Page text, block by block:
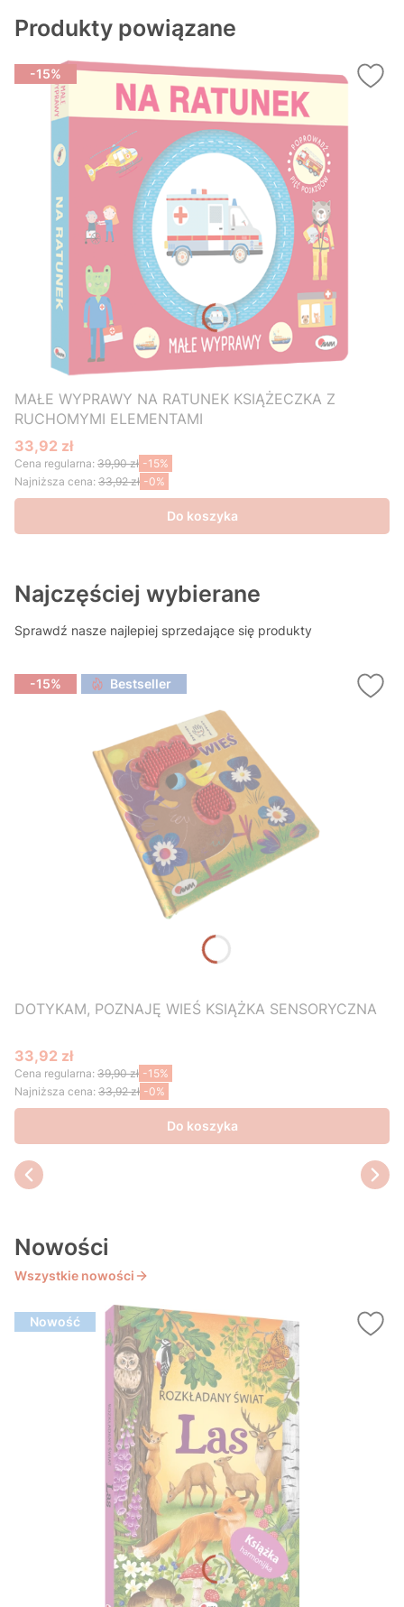
Produkty powiązane
-15%
MAŁE WYPRAWY NA RATUNEK KSIĄŻECZKA Z
RUCHOMYMI ELEMENTAMI
Cena promocyjna
33,92 zł
Cena regularna: 39,90 zł -15%
Najniższa cena: 33,92 zł -0%
Do koszyka
Najczęściej wybierane
Sprawdź nasze najlepiej sprzedające się produkty
-15% Bestseller
DOTYKAM, POZNAJĘ WIEŚ KSIĄŻKA SENSORYCZNA
Cena promocyjna
33,92 zł
Cena regularna: 39,90 zł -15%
Najniższa cena: 33,92 zł -0%
Do koszyka
Nowości
Wszystkie nowości
Nowość